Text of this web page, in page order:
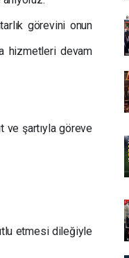
görevini onun
hizmetleri devam
ve şartıyla göreve
etmesi dileğiyle